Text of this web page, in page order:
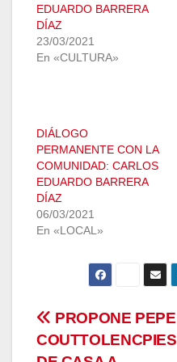
EDUARDO BARRERA
DÍAZ
23/03/2021
En «CULTURA»
DIÁLOGO
PERMANENTE CON LA
COMUNIDAD: CARLOS
EDUARDO BARRERA
DÍAZ
06/03/2021
En «LOCAL»
Navegación
PROPONE PEPE
COUTTOLENCPIES